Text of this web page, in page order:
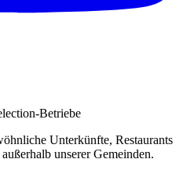
Betriebe
Unterkünfte, Restaurants
unserer Gemeinden.